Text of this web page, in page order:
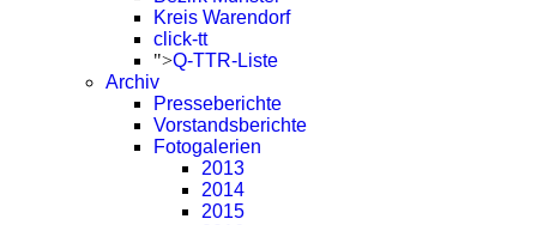
Kreis Warendorf
click-tt
">Q-TTR-Liste
Archiv
Presseberichte
Vorstandsberichte
Fotogalerien
2013
2014
2015